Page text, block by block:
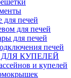
печей
для печей
для печей
печей
КУПЕЛЕЙ
и купелей